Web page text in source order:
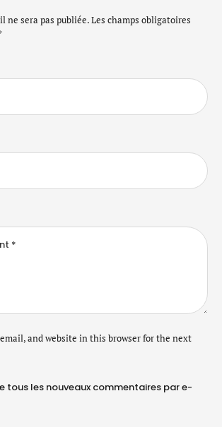
ne sera pas publiée.Les champs obligatoires
and website in this browser for the next
tous les nouveaux commentaires par e-